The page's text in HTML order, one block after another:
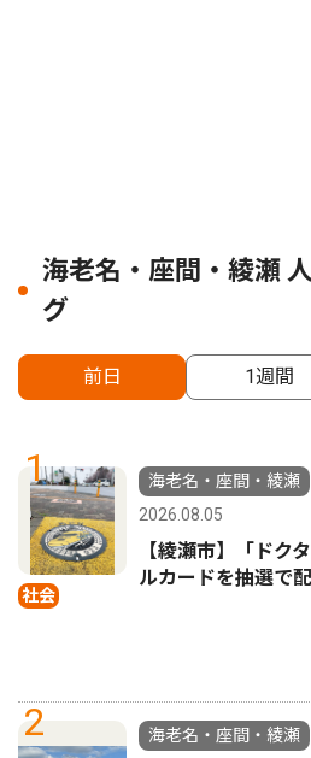
海老名・座間・綾瀬
グ
前日 1週間
1
社会
海老名・座間・綾瀬
2026.08.05
【綾瀬市】「ドク
ルカードを抽選で
2
海老名・座間・綾瀬